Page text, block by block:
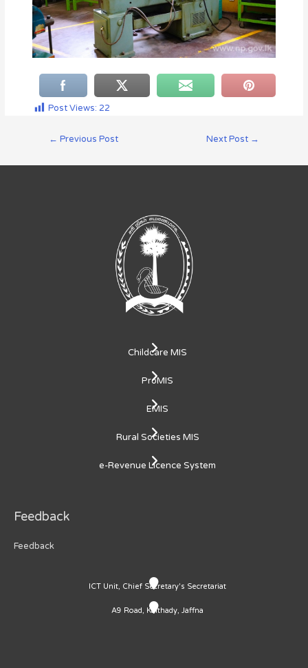
Post Views: 22
← Previous Post Next Post →
Childcare MIS
ProMIS
EMIS
Rural Societies MIS
e-Revenue Licence System
Feedback
Feedback
ICT Unit, Chief Secretary's Secretariat
A9 Road, Kaithady, Jaffna